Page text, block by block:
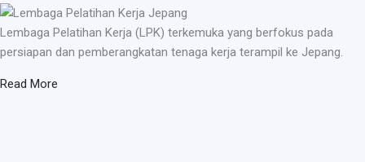
Lembaga Pelatihan Kerja (LPK) terkemuka yang berfokus pada
persiapan dan pemberangkatan tenaga kerja terampil ke Jepang.
Read More